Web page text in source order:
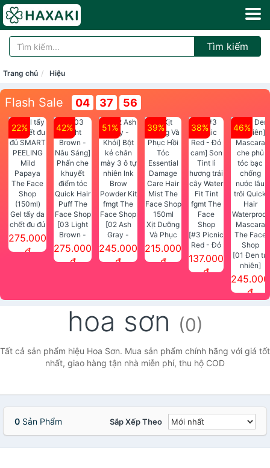
Tìm kiếm
Trang chủ Hiệu
Flash Sale 04 37 56
22%
Gel tẩy da
chết đu đủ
SMART
PEELING
275.000
đ
42%
[03 Light
Brown -
Nâu Sáng]
Phấn che
275.000
đ
51%
[02 Ash
Gray -
Khói] Bột
kẻ chân
Face Shop
245.000
đ
39%
Xịt Dưỡng
Và Phục
Hồi Tóc
Essential
215.000
đ
38%
[#3 Picnic
Red - Đỏ
cam] Son
Face
Shop
137.000
đ
46%
[01 Đen tự
nhiên]
Mascara
che phủ
Waterproof
Mascara
245.000
đ
hoa sơn (0)
Tất cả sản phẩm hiệu Hoa Sơn. Mua sản phẩm chính hãng với giá tốt
nhất, giao hàng tận nhà miễn phí, thu hộ COD
0 Sản Phẩm Sắp Xếp Theo